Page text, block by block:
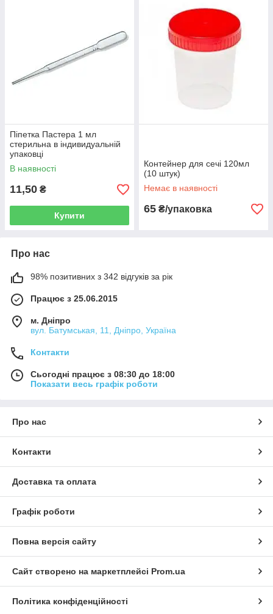
Піпетка Пастера 1 мл
стерильна в індивидуальній
упаковці
В наявності
11,50 ₴
Купити
Контейнер для сечі 120мл
(10 штук)
Немає в наявності
65 ₴/упаковка
Про нас
98% позитивних з 342 відгуків за рік
Працює з 25.06.2015
м. Дніпро
вул. Батумськая, 11, Дніпро, Україна
Контакти
Сьогодні працює з 08:30 до 18:00
Показати весь графік роботи
Про нас
Контакти
Доставка та оплата
Графік роботи
Повна версія сайту
Сайт створено на маркетплейсі Prom.ua
Політика конфіденційності